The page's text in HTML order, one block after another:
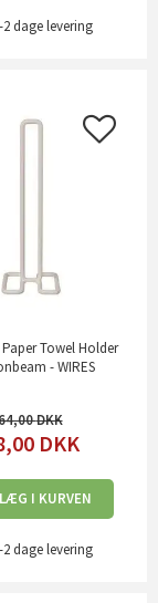
2 dagelevering
Towel Holder
- WIRES
DKK
LÆG I KURVEN
2 dagelevering